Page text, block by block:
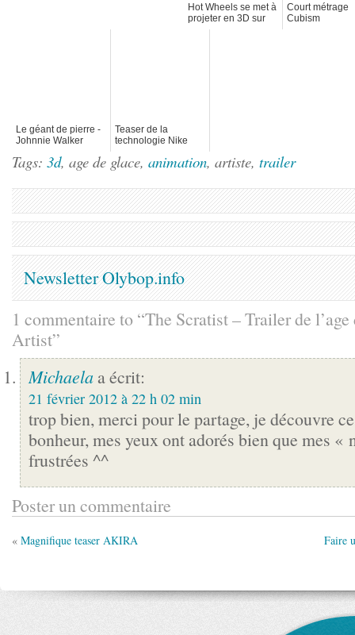
Hot Wheels se met à
projeter en 3D sur
un immeuble
Court métrage
Cubism
Le géant de pierre -
Johnnie Walker
Teaser de la
technologie Nike
Tags: 3d, age de glace, animation, artiste, trailer
Newsletter Olybop.info
1 commentaire to “The Scratist – Trailer de
Artist”
Michaela a écrit:
21 février 2012 à 22 h 02 min
trop bien, merci pour le partage, je découvre
bonheur, mes yeux ont adorés bien que mes
frustrées ^^
Poster un commentaire
« Magnifique teaser AKIRA Faire